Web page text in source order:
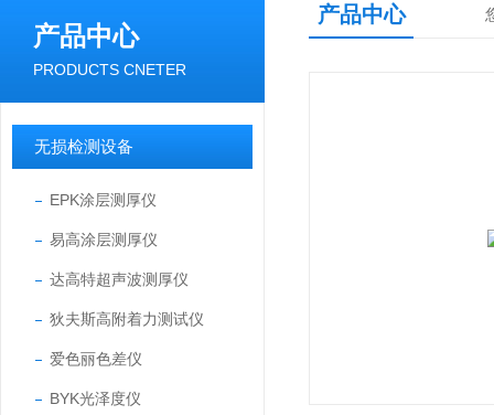
产品中心
PRODUCTS CNETER
无损检测设备
EPK涂层测厚仪
易高涂层测厚仪
达高特超声波测厚仪
狄夫斯高附着力测试仪
爱色丽色差仪
BYK光泽度仪
产品中心